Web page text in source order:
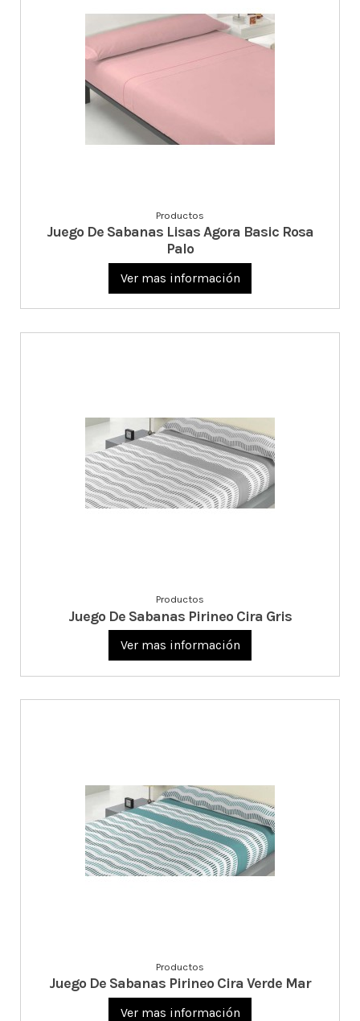
Productos
Juego De Sabanas Lisas Agora Basic Rosa
Palo
Ver mas información
Productos
Juego De Sabanas Pirineo Cira Gris
Ver mas información
Productos
Juego De Sabanas Pirineo Cira Verde Mar
Ver mas información